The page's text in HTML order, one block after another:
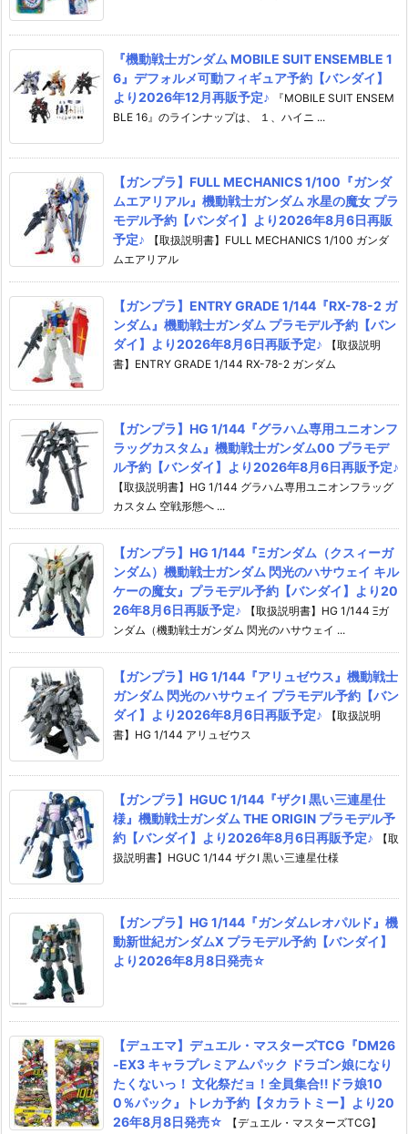
『機動戦士ガンダム MOBILE SUIT ENSEMBLE 1
6』デフォルメ可動フィギュア予約【バンダイ】
より2026年12月再販予定♪
『MOBILE SUIT ENSEM
BLE 16』のラインナップは、 １、ハイニ ...
【ガンプラ】FULL MECHANICS 1/100『ガンダ
ムエアリアル』機動戦士ガンダム 水星の魔女 プラ
モデル予約【バンダイ】より2026年8月6日再販
予定♪
【取扱説明書】FULL MECHANICS 1/100 ガンダ
ムエアリアル
【ガンプラ】ENTRY GRADE 1/144『RX-78-2 ガ
ンダム』機動戦士ガンダム プラモデル予約【バン
ダイ】より2026年8月6日再販予定♪
【取扱説明
書】ENTRY GRADE 1/144 RX-78-2 ガンダム
【ガンプラ】HG 1/144『グラハム専用ユニオンフ
ラッグカスタム』機動戦士ガンダム00 プラモデ
ル予約【バンダイ】より2026年8月6日再販予定♪
【取扱説明書】HG 1/144 グラハム専用ユニオンフラッグ
カスタム 空戦形態へ ...
【ガンプラ】HG 1/144『Ξガンダム（クスィーガ
ンダム）機動戦士ガンダム 閃光のハサウェイ キル
ケーの魔女』プラモデル予約【バンダイ】より20
26年8月6日再販予定♪
【取扱説明書】HG 1/144 Ξガ
ンダム（機動戦士ガンダム 閃光のハサウェイ ...
【ガンプラ】HG 1/144『アリュゼウス』機動戦士
ガンダム 閃光のハサウェイ プラモデル予約【バン
ダイ】より2026年8月6日再販予定♪
【取扱説明
書】HG 1/144 アリュゼウス
【ガンプラ】HGUC 1/144『ザクI 黒い三連星仕
様』機動戦士ガンダム THE ORIGIN プラモデル予
約【バンダイ】より2026年8月6日再販予定♪
【取
扱説明書】HGUC 1/144 ザクI 黒い三連星仕様
【ガンプラ】HG 1/144『ガンダムレオパルド』機
動新世紀ガンダムX プラモデル予約【バンダイ】
より2026年8月8日発売☆
【デュエマ】デュエル・マスターズTCG『DM26
-EX3 キャラプレミアムパック ドラゴン娘になり
たくないっ！ 文化祭だョ！全員集合!!ドラ娘10
0％パック』トレカ予約【タカラトミー】より20
26年8月8日発売☆
【デュエル・マスターズTCG】